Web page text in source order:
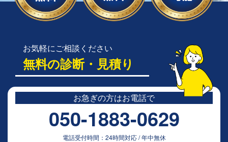
お気軽にご相談ください
無料の診断・見積り
お急ぎの方はお電話で
050-1883-0629
電話受付時間： 24時間対応/年中無休